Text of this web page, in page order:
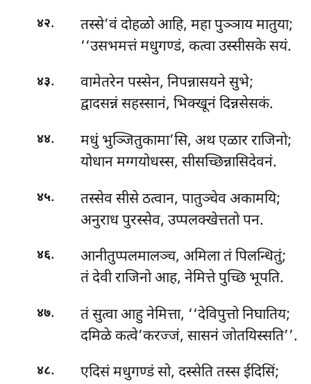
४२.
तस्से’वं दोहळो आहि, महा पुञ्ञाय मातुया;
‘‘उसभमत्तं मधुगण्डं, कत्वा उस्सीसके सयं.
४३.
वामेतरेन पस्सेन, निपन्नासयने सुभे;
द्वादसन्नं सहस्सानं, भिक्खूनं दिन्नसेसकं.
४४.
मधुं भुञ्जितुकामा’सि, अथ एळार राजिनो;
योधान मग्गयोधस्स, सीसच्छिन्नासिदेवनं.
४५.
तस्सेव सीसे ठत्वान, पातुञ्चेव अकामयि;
अनुराध पुरस्सेव, उप्पलक्खेत्ततो पन.
४६.
आनीतुप्पलमालञ्च, अमिला तं पिलन्धितुं;
तं देवी राजिनो आह, नेमित्ते पुच्छि भूपति.
४७.
तं सुत्वा आहु नेमित्ता, ‘‘देविपुत्तो निघातिय;
दमिळे कत्वे’करज्जं, सासनं जोतयिस्सति’’.
४८.
एदिसं मधुगण्डं सो, दस्सेति तस्स ईदिसिं;